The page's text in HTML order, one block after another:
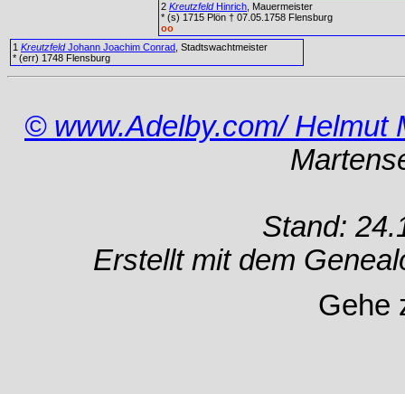
2 KreutzfeldHinrich , Mauermeister
* (s) 1715 Plön † 07.05.1758 Flensburg
oo
1 KreutzfeldJohann Joachim Conrad , Stadtswachtmeister
* (err) 1748 Flensburg
© www.Adelby.com/ Helmut
Stand:
Erstellt mit dem
Gehe